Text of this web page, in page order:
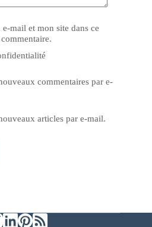
mail et mon site dans ce
commentaires par e-
articles par e-mail.